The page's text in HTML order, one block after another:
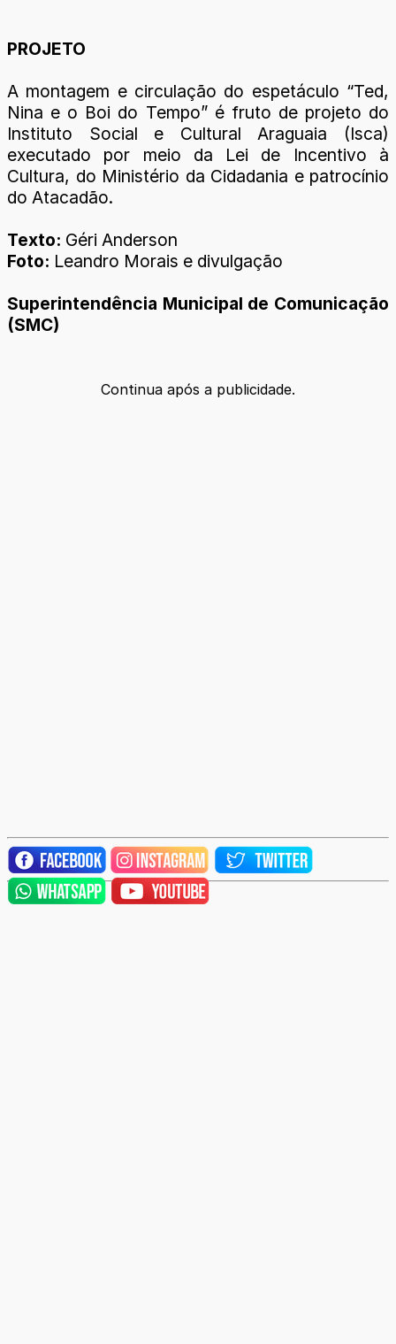
PROJETO
A montagem e circulação do espetáculo “Ted,
Nina e o Boi do Tempo” é fruto de projeto do
Instituto Social e Cultural Araguaia (Isca)
executado por meio da Lei de Incentivo à
Cultura, do Ministério da Cidadania e patrocínio
do Atacadão.
Texto: Géri Anderson
Foto: Leandro Morais e divulgação
Superintendência Municipal de Comunicação
(SMC)
Continua após a publicidade.